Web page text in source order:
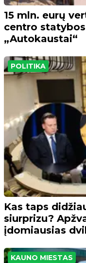
15 mln. eurų
centro
„Autokaustai“
POLITIKA
Kas taps
siurprizu?
įdomiausias
KAUNO MIESTAS